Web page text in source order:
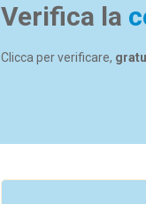
Verifica la
Clicca per verificare,